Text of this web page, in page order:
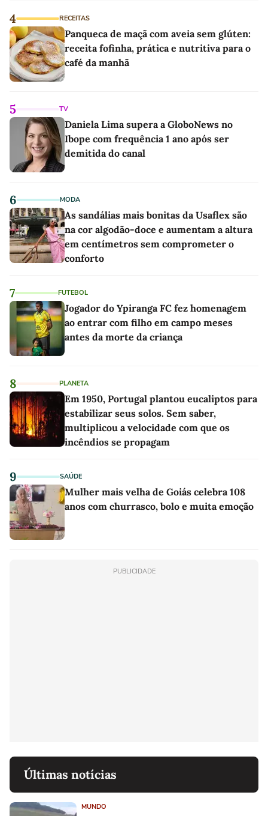
4 RECEITAS
Panqueca de maçã com aveia sem glúten:
receita fofinha, prática e nutritiva para o
café da manhã
5 TV
Daniela Lima supera a GloboNews no
Ibope com frequência 1 ano após ser
demitida do canal
6 MODA
As sandálias mais bonitas da Usaflex são
na cor algodão-doce e aumentam a altura
em centímetros sem comprometer o
conforto
7 FUTEBOL
Jogador do Ypiranga FC fez homenagem
ao entrar com filho em campo meses
antes da morte da criança
8 PLANETA
Em 1950, Portugal plantou eucaliptos para
estabilizar seus solos. Sem saber,
multiplicou a velocidade com que os
incêndios se propagam
9 SAÚDE
Mulher mais velha de Goiás celebra 108
anos com churrasco, bolo e muita emoção
PUBLICIDADE
Últimas notícias
MUNDO